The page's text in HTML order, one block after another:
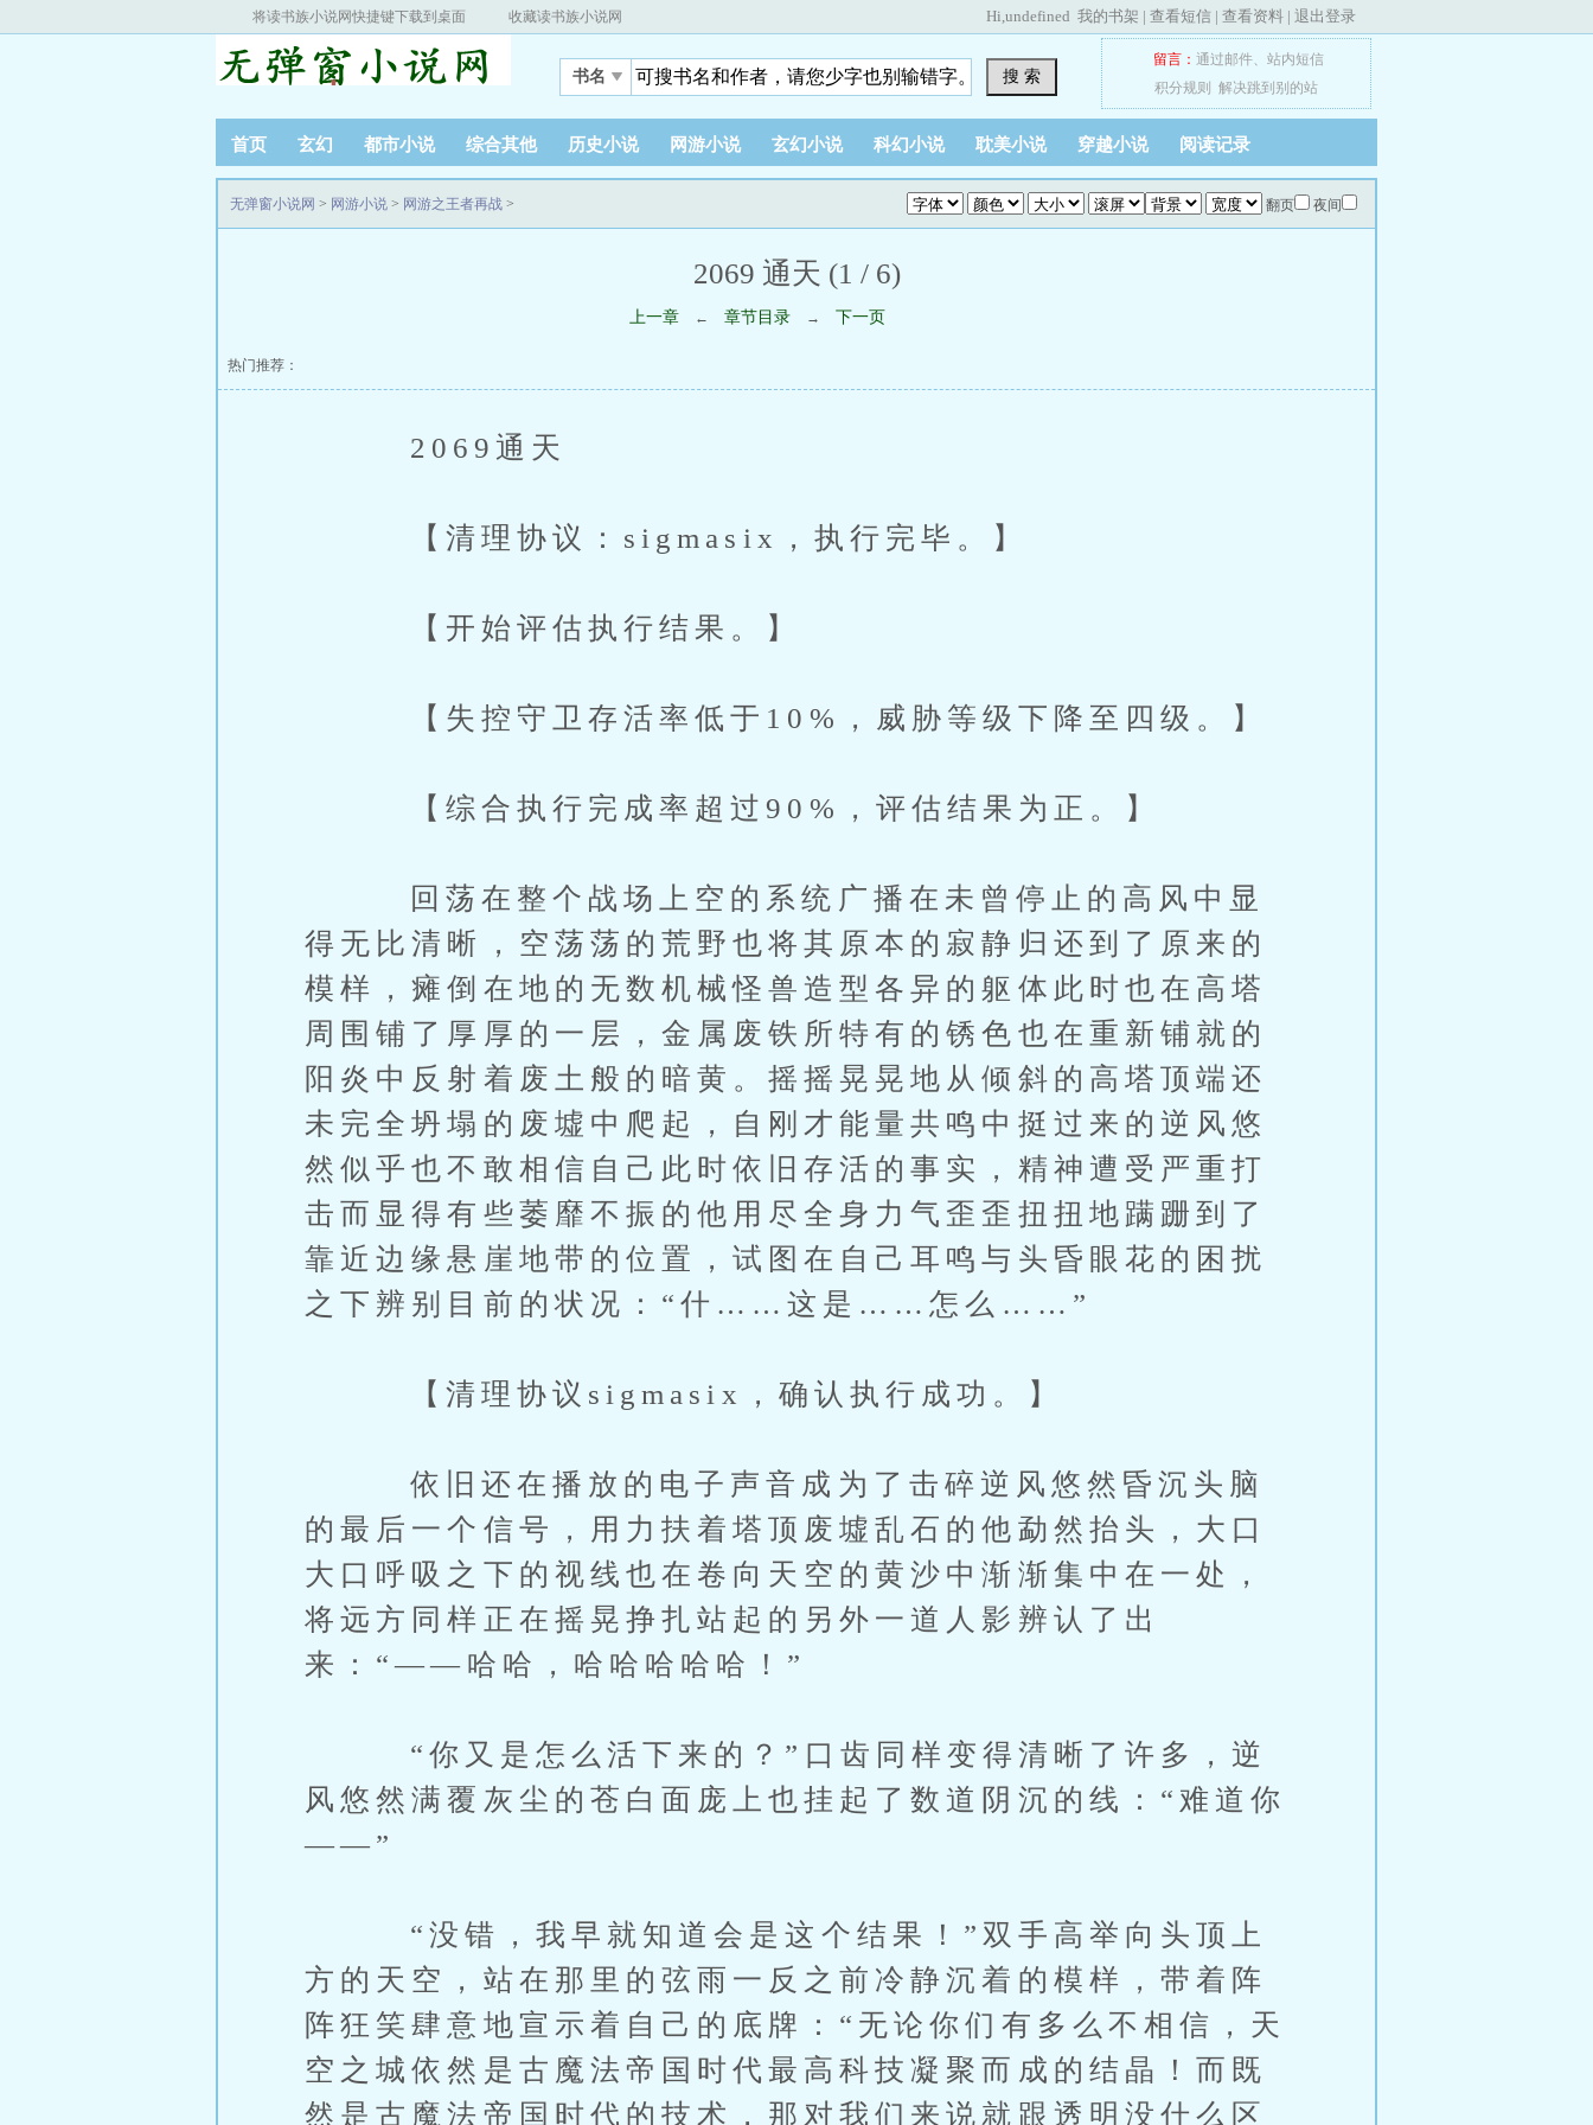
将读书族小说网快捷键下载到桌面 收藏读书族小说网 Hi,undefined 我的书架 | 查看短信 | 查看资料 | 退出登录
书名 搜 索
留言： 通过邮件、 站内短信
积分规则
解决跳到别的站
首页 玄幻 都市小说 综合其他 历史小说 网游小说 玄幻小说 科幻小说 耽美小说 穿越小说 阅读记录
翻页 夜间
无弹窗小说网 > 网游小说 > 网游之王者再战 >
2069 通天 (1 / 6)
上一章 ← 章节目录 → 下一页
热门推荐：
2069通天
【清理协议：sigmasix，执行完毕。】
【开始评估执行结果。】
【失控守卫存活率低于10%，威胁等级下降至四级。】
【综合执行完成率超过90%，评估结果为正。】
回荡在整个战场上空的系统广播在未曾停止的高风中显
得无比清晰，空荡荡的荒野也将其原本的寂静归还到了原来的
模样，瘫倒在地的无数机械怪兽造型各异的躯体此时也在高塔
周围铺了厚厚的一层，金属废铁所特有的锈色也在重新铺就的
阳炎中反射着废土般的暗黄。摇摇晃晃地从倾斜的高塔顶端还
未完全坍塌的废墟中爬起，自刚才能量共鸣中挺过来的逆风悠
然似乎也不敢相信自己此时依旧存活的事实，精神遭受严重打
击而显得有些萎靡不振的他用尽全身力气歪歪扭扭地蹒跚到了
靠近边缘悬崖地带的位置，试图在自己耳鸣与头昏眼花的困扰
之下辨别目前的状况：“什……这是……怎么……”
【清理协议sigmasix，确认执行成功。】
依旧还在播放的电子声音成为了击碎逆风悠然昏沉头脑
的最后一个信号，用力扶着塔顶废墟乱石的他勐然抬头，大口
大口呼吸之下的视线也在卷向天空的黄沙中渐渐集中在一处，
将远方同样正在摇晃挣扎站起的另外一道人影辨认了出
来：“——哈哈，哈哈哈哈哈！”
“你又是怎么活下来的？”口齿同样变得清晰了许多，逆
风悠然满覆灰尘的苍白面庞上也挂起了数道阴沉的线：“难道你
——”
“没错，我早就知道会是这个结果！”双手高举向头顶上
方的天空，站在那里的弦雨一反之前冷静沉着的模样，带着阵
阵狂笑肆意地宣示着自己的底牌：“无论你们有多么不相信，天
空之城依然是古魔法帝国时代最高科技凝聚而成的结晶！而既
然是古魔法帝国时代的技术，那对我们来说就跟透明没什么区